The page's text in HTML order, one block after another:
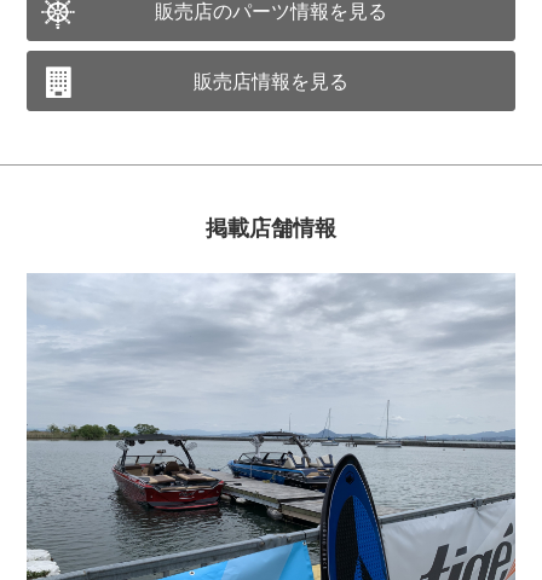
販売店のパーツ情報を見る
販売店情報を見る
掲載店舗情報